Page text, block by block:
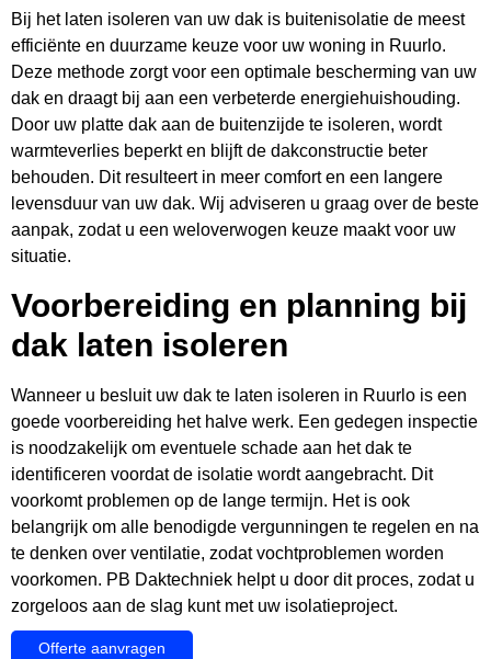
Bij het laten isoleren van uw dak is buitenisolatie de meest
efficiënte en duurzame keuze voor uw woning in Ruurlo.
Deze methode zorgt voor een optimale bescherming van uw
dak en draagt bij aan een verbeterde energiehuishouding.
Door uw platte dak aan de buitenzijde te isoleren, wordt
warmteverlies beperkt en blijft de dakconstructie beter
behouden. Dit resulteert in meer comfort en een langere
levensduur van uw dak. Wij adviseren u graag over de beste
aanpak, zodat u een weloverwogen keuze maakt voor uw
situatie.
Voorbereiding en planning bij
dak laten isoleren
Wanneer u besluit uw dak te laten isoleren in Ruurlo is een
goede voorbereiding het halve werk. Een gedegen inspectie
is noodzakelijk om eventuele schade aan het dak te
identificeren voordat de isolatie wordt aangebracht. Dit
voorkomt problemen op de lange termijn. Het is ook
belangrijk om alle benodigde vergunningen te regelen en na
te denken over ventilatie, zodat vochtproblemen worden
voorkomen. PB Daktechniek helpt u door dit proces, zodat u
zorgeloos aan de slag kunt met uw isolatieproject.
Offerte aanvragen